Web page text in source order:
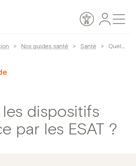
Accessibilité
Espace
> Nos guides santé > Santé > Quels sont les dispositifs mis en place par les ESAT ?
dispositifs
par les ESAT ?